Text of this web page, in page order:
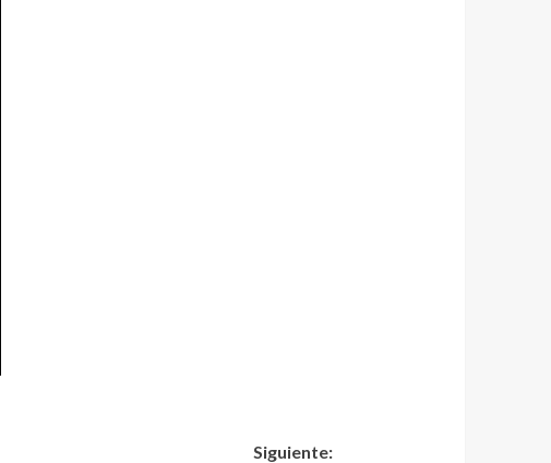
Siguiente: